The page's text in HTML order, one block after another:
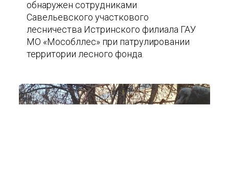
обнаружен сотрудниками
Савельевского участкового
лесничества Истринского филиала ГАУ
МО «Мособллес» при патрулировании
территории лесного фонда.